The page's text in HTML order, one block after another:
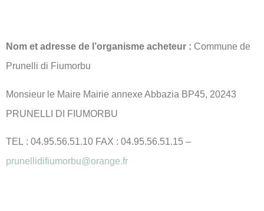
Nom et adresse de l’organisme acheteur : Commune de
Prunelli di Fiumorbu
Monsieur le Maire Mairie annexe Abbazia BP45, 20243
PRUNELLI DI FIUMORBU
TEL : 04.95.56.51.10 FAX : 04.95.56.51.15 –
prunellidifiumorbu@orange.fr